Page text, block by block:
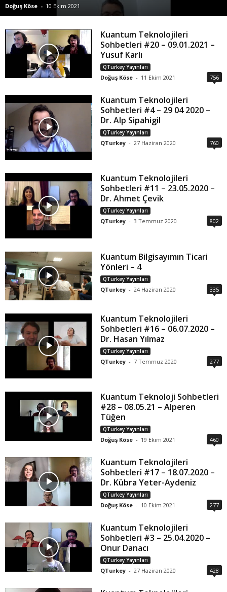
Doğuş Köse - 10 Ekim 2021
Kuantum Teknolojileri
Sohbetleri #20 – 09.01.2021 –
Yusuf Karlı
QTurkey Yayınları
Doğuş Köse - 11 Ekim 2021 756
Kuantum Teknolojileri
Sohbetleri #4 – 29 04 2020 –
Dr. Alp Sipahigil
QTurkey Yayınları
QTurkey - 27 Haziran 2020 760
Kuantum Teknolojileri
Sohbetleri #11 – 23.05.2020 –
Dr. Ahmet Çevik
QTurkey Yayınları
QTurkey - 3 Temmuz 2020 802
Kuantum Bilgisayımın Ticari
Yönleri – 4
QTurkey Yayınları
QTurkey - 24 Haziran 2020 335
Kuantum Teknolojileri
Sohbetleri #16 – 06.07.2020 –
Dr. Hasan Yılmaz
QTurkey Yayınları
QTurkey - 7 Temmuz 2020 277
Kuantum Teknoloji Sohbetleri
#28 – 08.05.21 – Alperen
Tüğen
QTurkey Yayınları
Doğuş Köse - 19 Ekim 2021 460
Kuantum Teknolojileri
Sohbetleri #17 – 18.07.2020 –
Dr. Kübra Yeter-Aydeniz
QTurkey Yayınları
Doğuş Köse - 10 Ekim 2021 277
Kuantum Teknolojileri
Sohbetleri #3 – 25.04.2020 –
Onur Danacı
QTurkey Yayınları
QTurkey - 27 Haziran 2020 428